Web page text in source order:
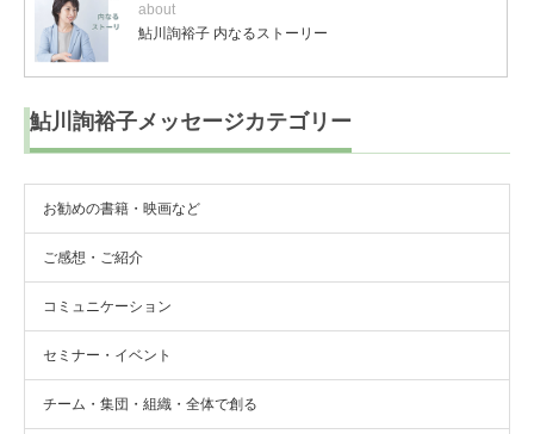
about
鮎川詢裕子 内なるストーリー
鮎川詢裕子メッセージカテゴリー
お勧めの書籍・映画など
ご感想・ご紹介
コミュニケーション
セミナー・イベント
チーム・集団・組織・全体で創る